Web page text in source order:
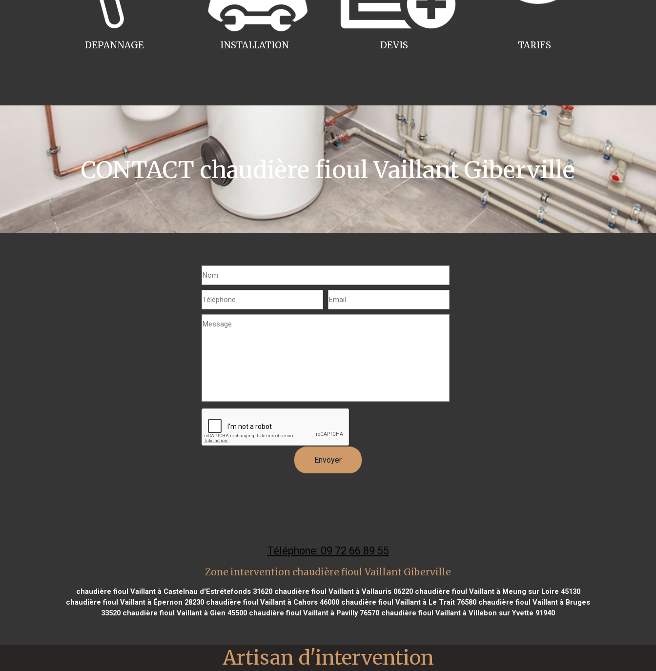
INSTALLATION
DEPANNAGE TARIFS
DEVIS
CONTACT chaudière fioul Vaillant Giberville
Téléphone: 09 72 66 89 55
Zone intervention chaudière fioul Vaillant Giberville
chaudière fioul Vaillant à Castelnau d'Estrétefonds 31620chaudière fioul Vaillant à Vallauris 06220chaudière fioul Vaillant à Meung sur Loire 45130
chaudière fioul Vaillant à Épernon 28230 chaudière fioul Vaillant à Cahors 46000 chaudière fioul Vaillant à Le Trait 76580 chaudière fioul Vaillant à Bruges
33520 chaudière fioul Vaillant à Gien 45500 chaudière fioul Vaillant à Pavilly 76570 chaudière fioul Vaillant à Villebon sur Yvette 91940
Artisan d'intervention